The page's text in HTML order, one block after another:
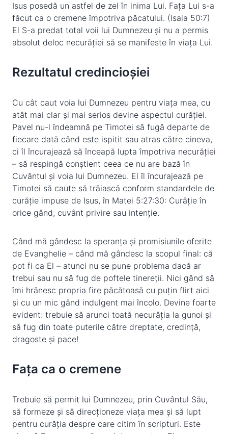
Isus posedă un astfel de zel în inima Lui. Fața Lui s-a
făcut ca o cremene împotriva păcatului. (Isaia 50:7)
El S-a predat total voii lui Dumnezeu și nu a permis
absolut deloc necurăției să se manifeste în viața Lui.
Rezultatul credincioșiei
Cu cât caut voia lui Dumnezeu pentru viața mea, cu
atât mai clar și mai serios devine aspectul curăției.
Pavel nu-l îndeamnă pe Timotei să fugă departe de
fiecare dată când este ispitit sau atras către cineva,
ci îl încurajează să înceapă lupta împotriva necurăției
– să respingă conștient ceea ce nu are bază în
Cuvântul și voia lui Dumnezeu. El îl încurajează pe
Timotei să caute să trăiască conform standardele de
curăție impuse de Isus, în Matei 5:27:30: Curăție în
orice gând, cuvânt privire sau intenție.
Când mă gândesc la speranța și promisiunile oferite
de Evanghelie – când mă gândesc la scopul final: că
pot fi ca El – atunci nu se pune problema dacă ar
trebui sau nu să fug de poftele tinereții. Nici gând să
îmi hrănesc propria fire păcătoasă cu puțin flirt aici
și cu un mic gând indulgent mai încolo. Devine foarte
evident: trebuie să arunci toată necurăția la gunoi și
să fug din toate puterile către dreptate, credință,
dragoste și pace!
Fața ca o cremene
Trebuie să permit lui Dumnezeu, prin Cuvântul Său,
să formeze și să direcționeze viața mea și să lupt
pentru curăția despre care citim în scripturi. Este